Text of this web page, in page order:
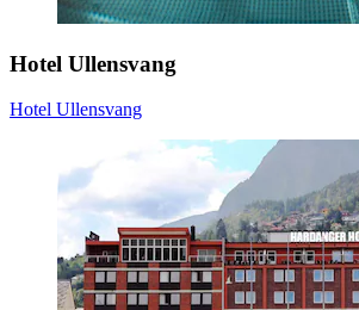
Hotel Ullensvang
Hotel Ullensvang